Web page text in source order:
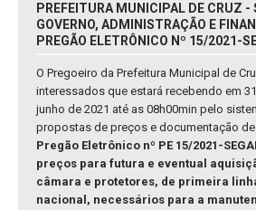
PREFEITURA MUNICIPAL DE CRUZ -
GOVERNO, ADMINISTRAÇÃO E
PREGÃO ELETRÔNICO Nº 15/2021-
O Pregoeiro da Prefeitura Municipal de
interessados que estará recebendo em
junho de 2021 até as 08h00min pelo
propostas de preços e documentação
Pregão Eletrônico nº PE 15/2021-
preços para futura e eventual
câmara e protetores, de primeira
nacional, necessários para a